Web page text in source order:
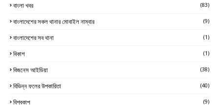
বাংলা খবর (83)
বাংলাদেশের সকল থানার মোবাইল নাম্বার (9)
বাংলাদেশের সব থানা (1)
বিকাশ (1)
বিজনেস আইডিয়া (38)
বিভিন্ন ফলের উপকারিতা (40)
বিশ্বকাপ (9)